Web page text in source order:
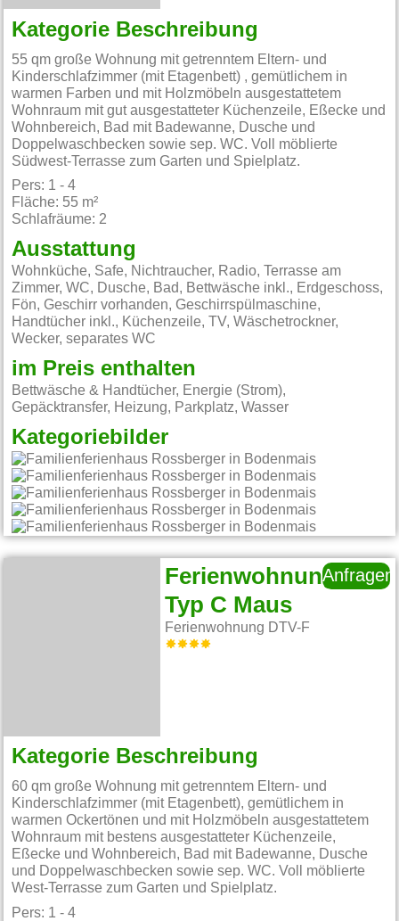
Kategorie Beschreibung
55 qm große Wohnung mit getrenntem Eltern- und
Kinderschlafzimmer (mit Etagenbett) , gemütlichem in
warmen Farben und mit Holzmöbeln ausgestattetem
Wohnraum mit gut ausgestatteter Küchenzeile, Eßecke und
Wohnbereich, Bad mit Badewanne, Dusche und
Doppelwaschbecken sowie sep. WC. Voll möblierte
Südwest-Terrasse zum Garten und Spielplatz.
Pers: 1 - 4
Fläche: 55 m²
Schlafräume: 2
Ausstattung
Wohnküche, Safe, Nichtraucher, Radio, Terrasse am
Zimmer, WC, Dusche, Bad, Bettwäsche inkl., Erdgeschoss,
Fön, Geschirr vorhanden, Geschirrspülmaschine,
Handtücher inkl., Küchenzeile, TV, Wäschetrockner,
Wecker, separates WC
im Preis enthalten
Bettwäsche & Handtücher, Energie (Strom),
Gepäcktransfer, Heizung, Parkplatz, Wasser
Kategoriebilder
Ferienwohnung
Typ C Maus
Ferienwohnung DTV-F
Anfragen
Kategorie Beschreibung
60 qm große Wohnung mit getrenntem Eltern- und
Kinderschlafzimmer (mit Etagenbett), gemütlichem in
warmen Ockertönen und mit Holzmöbeln ausgestattetem
Wohnraum mit bestens ausgestatteter Küchenzeile,
Eßecke und Wohnbereich, Bad mit Badewanne, Dusche
und Doppelwaschbecken sowie sep. WC. Voll möblierte
West-Terrasse zum Garten und Spielplatz.
Pers: 1 - 4